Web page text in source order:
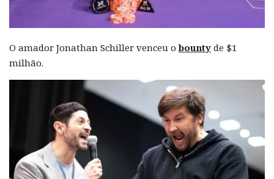
O amador Jonathan Schiller venceu obounty de $1
milhão.